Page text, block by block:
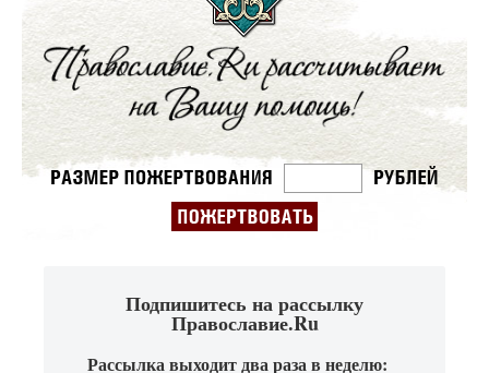
Подпишитесь на рассылку
Православие.Ru
Рассылка выходит два раза в неделю: